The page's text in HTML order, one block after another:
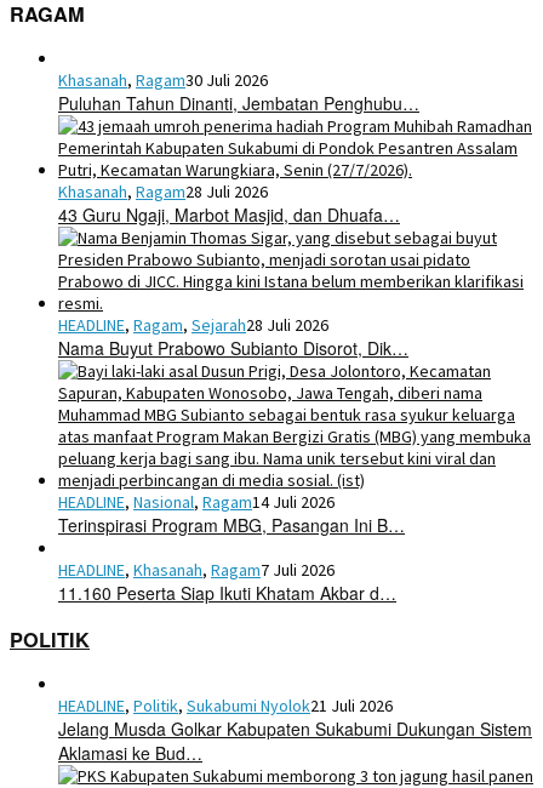
RAGAM
Khasanah, Ragam30 Juli 2026
Puluhan Tahun Dinanti, Jembatan Penghubu…
Khasanah, Ragam28 Juli 2026
43 Guru Ngaji, Marbot Masjid, dan Dhuafa…
HEADLINE, Ragam, Sejarah28 Juli 2026
Nama Buyut Prabowo Subianto Disorot, Dik…
HEADLINE, Nasional, Ragam14 Juli 2026
Terinspirasi Program MBG, Pasangan Ini B…
HEADLINE, Khasanah, Ragam7 Juli 2026
11.160 Peserta Siap Ikuti Khatam Akbar d…
POLITIK
HEADLINE, Politik, Sukabumi Nyolok21 Juli 2026
Jelang Musda Golkar Kabupaten Sukabumi Dukungan Sistem
Aklamasi ke Bud…